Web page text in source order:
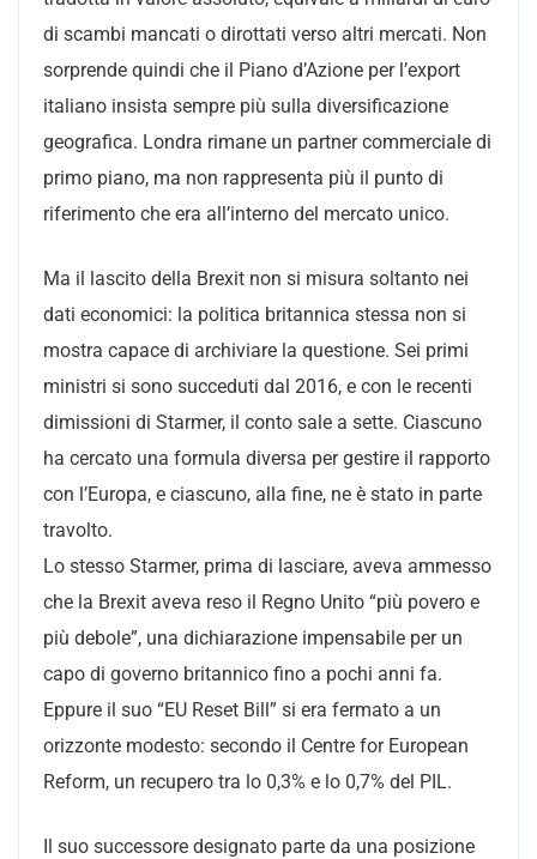
di scambi mancati o dirottati verso altri mercati. Non
sorprende quindi che il Piano d’Azione per l’export
italiano insista sempre più sulla diversificazione
geografica. Londra rimane un partner commerciale di
primo piano, ma non rappresenta più il punto di
riferimento che era all’interno del mercato unico.
Ma il lascito della Brexit non si misura soltanto nei
dati economici: la politica britannica stessa non si
mostra capace di archiviare la questione. Sei primi
ministri si sono succeduti dal 2016, e con le recenti
dimissioni di Starmer, il conto sale a sette. Ciascuno
ha cercato una formula diversa per gestire il rapporto
con l’Europa, e ciascuno, alla fine, ne è stato in parte
travolto.
Lo stesso Starmer, prima di lasciare, aveva ammesso
che la Brexit aveva reso il Regno Unito “più povero e
più debole”, una dichiarazione impensabile per un
capo di governo britannico fino a pochi anni fa.
Eppure il suo “EU Reset Bill” si era fermato a un
orizzonte modesto: secondo il Centre for European
Reform, un recupero tra lo 0,3% e lo 0,7% del PIL.
Il suo successore designato parte da una posizione